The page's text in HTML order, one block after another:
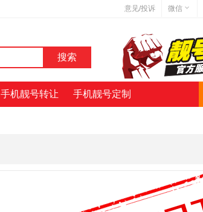
意见/投诉 微信
微信号:jihaoba999
手机靓号转让 手机靓号定制